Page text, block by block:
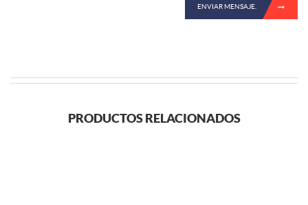
ENVIAR MENSAJE.
PRODUCTOS RELACIONADOS